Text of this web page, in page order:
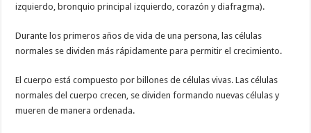
izquierdo, bronquio principal izquierdo, corazón y diafragma).
Durante los primeros años de vida de una persona, las células
normales se dividen más rápidamente para permitir el crecimiento.
El cuerpo está compuesto por billones de células vivas. Las células
normales del cuerpo crecen, se dividen formando nuevas células y
mueren de manera ordenada.